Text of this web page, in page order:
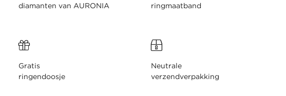
diamanten van AURONIA
ringmaatband
Gratis
ringendoosje
Neutrale
verzendverpakking